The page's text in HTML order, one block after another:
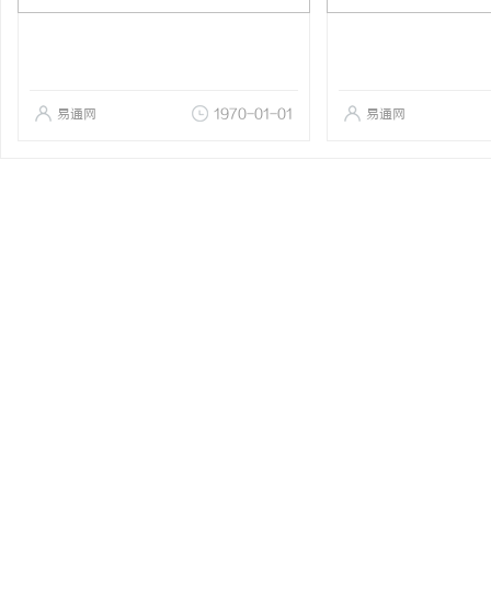
易通网 1970-01-01 易通网